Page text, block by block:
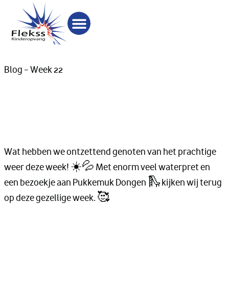
Blog – Week 22
Wat hebben we ontzettend genoten van het prachtige
weer deze week! ☀️💦 Met enorm veel waterpret en
een bezoekje aan Pukkemuk Dongen 🛝 kijken wij terug
op deze gezellige week. 🥰